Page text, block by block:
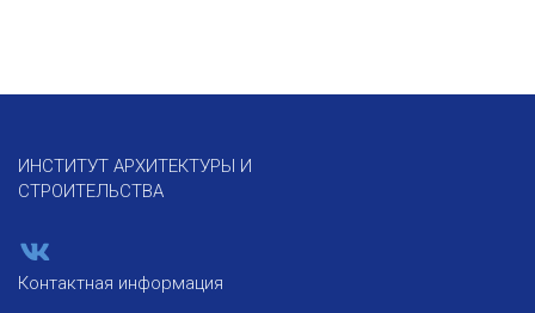
ИНСТИТУТ АРХИТЕКТУРЫ И
СТРОИТЕЛЬСТВА
Контактная информация